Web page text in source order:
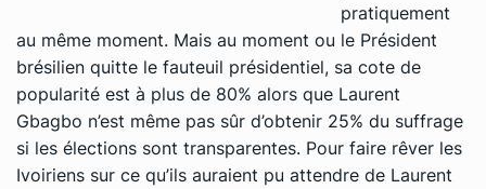
pratiquement
au même moment. Mais au moment ou le Président
brésilien quitte le fauteuil présidentiel, sa cote de
popularité est à plus de 80% alors que Laurent
Gbagbo n’est même pas sûr d’obtenir 25% du suffrage
si les élections sont transparentes. Pour faire rêver les
Ivoiriens sur ce qu’ils auraient pu attendre de Laurent